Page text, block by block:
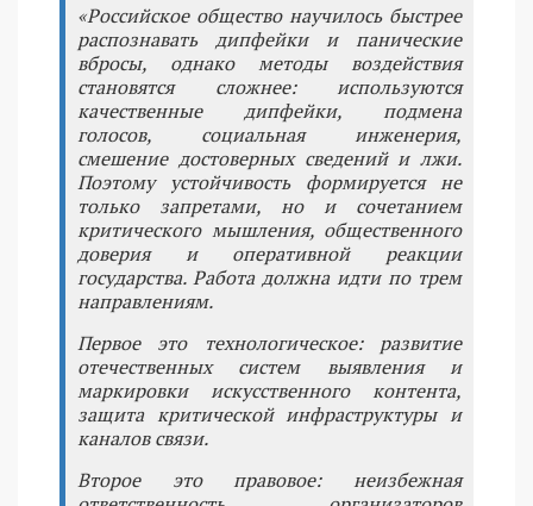
«Российское общество научилось быстрее
распознавать дипфейки и панические
вбросы, однако методы воздействия
становятся сложнее: используются
качественные дипфейки, подмена
голосов, социальная инженерия,
смешение достоверных сведений и лжи.
Поэтому устойчивость формируется не
только запретами, но и сочетанием
критического мышления, общественного
доверия и оперативной реакции
государства. Работа должна идти по трем
направлениям.
Первое это технологическое: развитие
отечественных систем выявления и
маркировки искусственного контента,
защита критической инфраструктуры и
каналов связи.
Второе это правовое: неизбежная